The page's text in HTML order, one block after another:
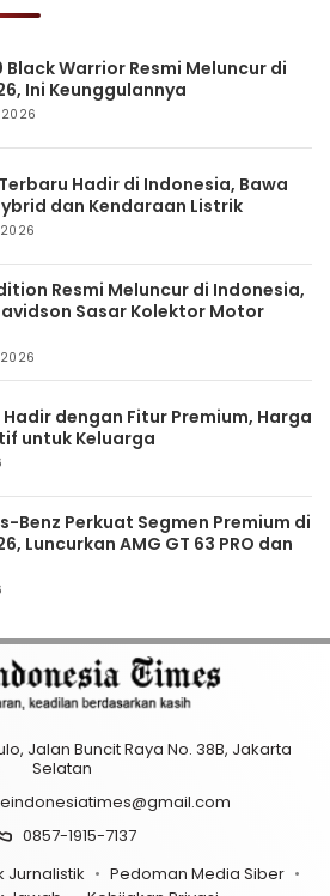
Black Warrior Resmi Meluncur di
Ini Keunggulannya
Terbaru Hadir di Indonesia, Bawa
dan Kendaraan Listrik
Resmi Meluncur di Indonesia,
Sasar Kolektor Motor
dengan Fitur Premium, Harga
untuk Keluarga
Benz Perkuat Segmen Premium di
Luncurkan AMG GT 63 PRO dan
Jalan Buncit Raya No. 38B, Jakarta
Selatan
0857-1915-7137
Jurnalistik
Pedoman Media Siber